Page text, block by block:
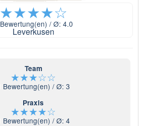
★★★★☆
Bewertung(en) / Ø: 4.0
Leverkusen
Team
★★★☆☆
Bewertung(en) / Ø: 3
Praxis
★★★★☆
Bewertung(en) / Ø: 4